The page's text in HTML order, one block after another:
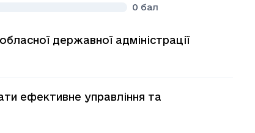
0 бал
державної адміністрації
ефективне управління та